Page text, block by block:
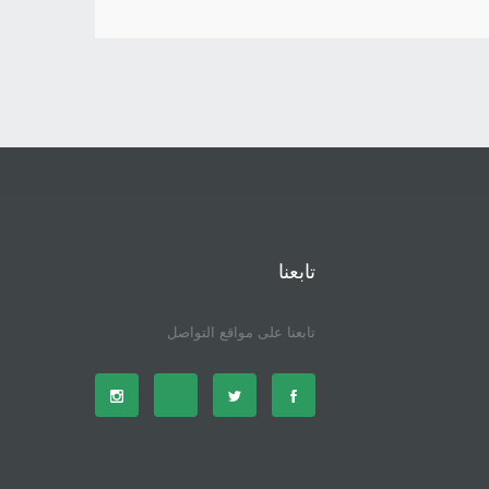
تابعنا
تابعنا على مواقع التواصل